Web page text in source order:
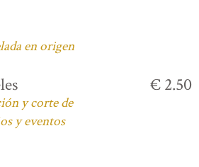
en origen
y corte de
y eventos
€ 2.50